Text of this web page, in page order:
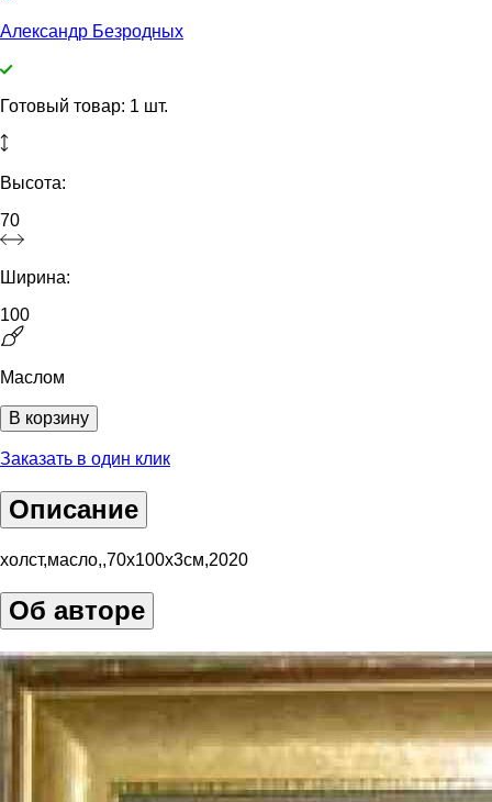
Александр Безродных
Готовый товар: 1 шт.
Высота:
70
Ширина:
100
Маслом
В корзину
Заказать в один клик
Описание
холст,масло,,70х100х3см,2020
Об авторе